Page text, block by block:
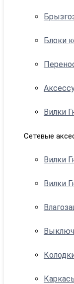
Блоки
Вилки
Сетевые
Вилки
Вилки